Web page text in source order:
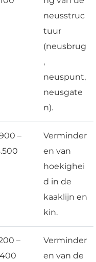
neusstruc
tuur
(neusbrug
,
neuspunt,
neusgate
n).
–
Verminder
en van
hoekighei
d in de
kaaklijn en
kin.
–
Verminder
en van de